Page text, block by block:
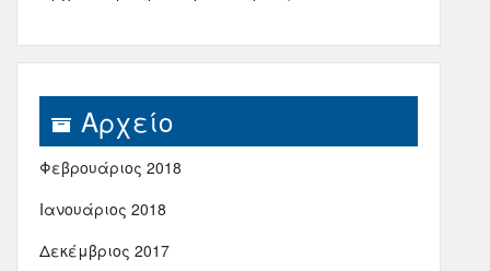
Αρχείο
Φεβρουάριος 2018
Ιανουάριος 2018
Δεκέμβριος 2017